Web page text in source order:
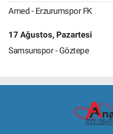
Amed - Erzurumspor FK
17 Ağustos, Pazartesi
Samsunspor - Göztepe